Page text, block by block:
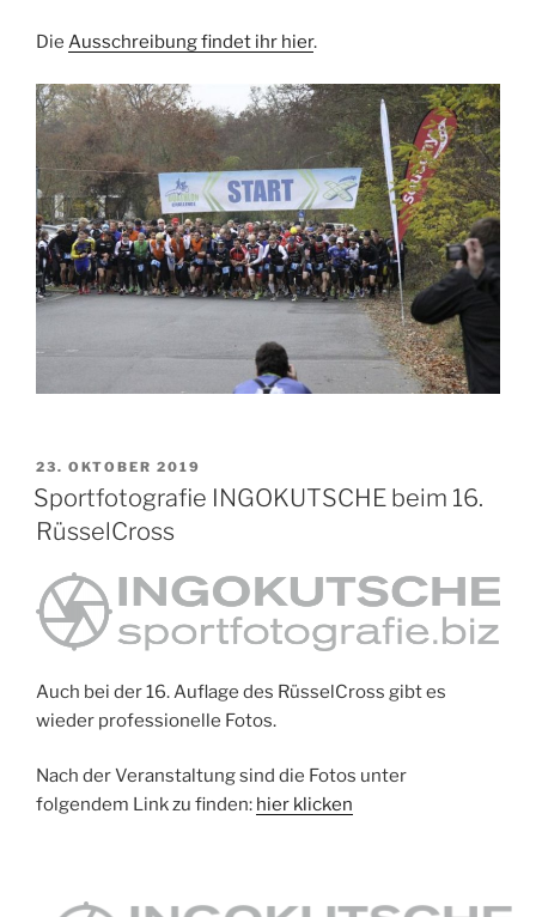
Die Ausschreibung findet ihr hier.
VERÖFFENTLICHT
AM
23. OKTOBER 2019
Sportfotografie INGOKUTSCHE beim 16.
RüsselCross
Auch bei der 16. Auflage des RüsselCross gibt es
wieder professionelle Fotos.
Nach der Veranstaltung sind die Fotos unter
folgendem Link zu finden: hier klicken